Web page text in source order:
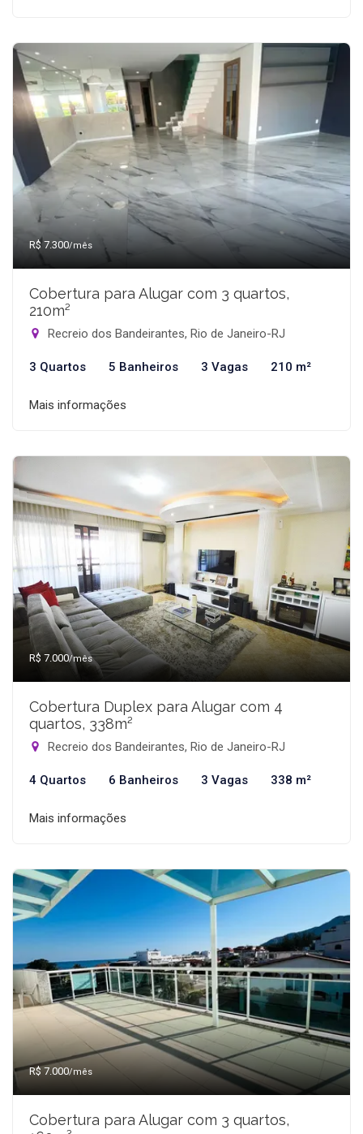
R$ 7.300/mês
Cobertura para Alugar com 3 quartos,
210m²
Recreio dos Bandeirantes, Rio de Janeiro-RJ
3 Quartos 5 Banheiros 3 Vagas 210 m²
Mais informações
R$ 7.000/mês
Cobertura Duplex para Alugar com 4
quartos, 338m²
Recreio dos Bandeirantes, Rio de Janeiro-RJ
4 Quartos 6 Banheiros 3 Vagas 338 m²
Mais informações
R$ 7.000/mês
Cobertura para Alugar com 3 quartos,